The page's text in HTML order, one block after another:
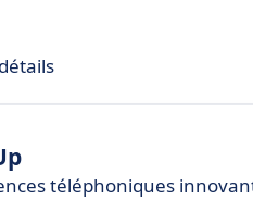
téléphoniques